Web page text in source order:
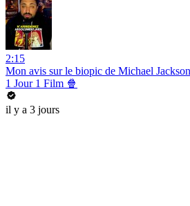
2:15
Mon avis sur le biopic de Michael Jackson
1 Jour 1 Film 🍿
il y a 3 jours